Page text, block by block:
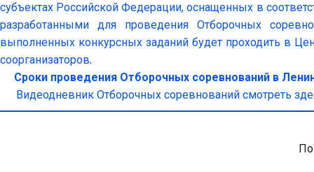
субъектах Российской Федерации, оснащенных в
разработанными для проведения Отборочных
выполненных конкурсных заданий будет проходить в
соорганизаторов.
Сроки проведения Отборочных соревнований в
Видеодневник Отборочных соревнований смотреть